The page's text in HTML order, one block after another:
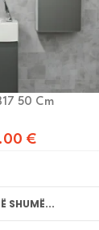
50 Cm
€
SHUMË...